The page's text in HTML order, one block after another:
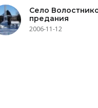
Село
предания
2006-11-12